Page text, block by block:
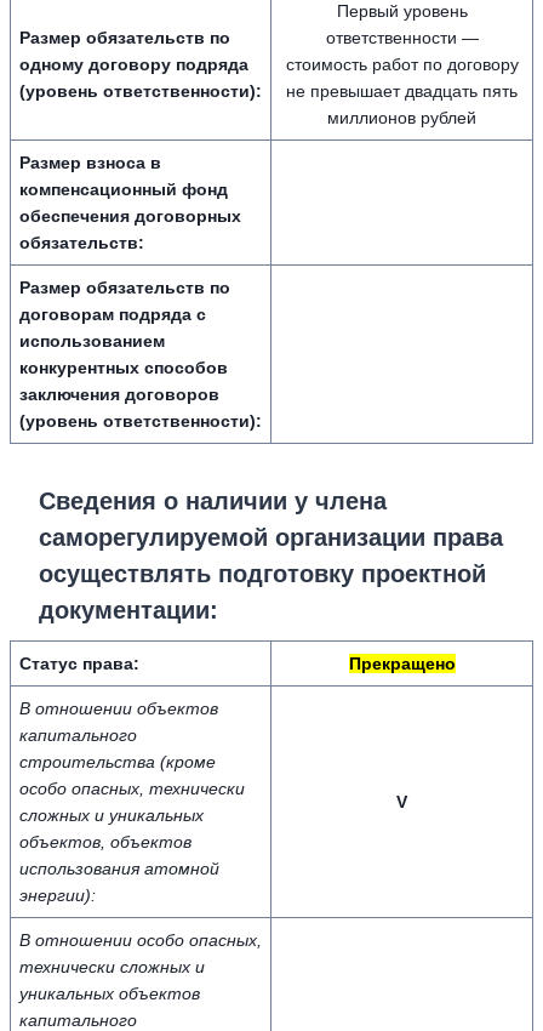
Размер обязательств по
одному договору подряда
(уровень ответственности):
Первый уровень
ответственности —
стоимость работ по договору
не превышает двадцать пять
миллионов рублей
Размер взноса в
компенсационный фонд
обеспечения договорных
обязательств:
Размер обязательств по
договорам подряда с
использованием
конкурентных способов
заключения договоров
(уровень ответственности):
Сведения о наличии у члена
саморегулируемой организации права
осуществлять подготовку проектной
документации:
Статус права: Прекращено
В отношении объектов
капитального
строительства (кроме
особо опасных, технически
сложных и уникальных
объектов, объектов
использования атомной
энергии):
V
В отношении особо опасных,
технически сложных и
уникальных объектов
капитального